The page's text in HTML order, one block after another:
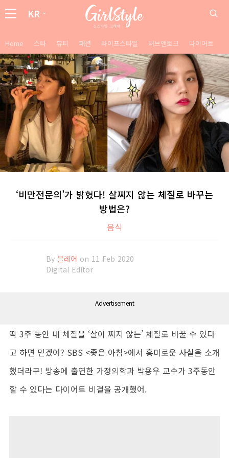
KR
Home 스타 뷰티 패션 라이프스타일 러브앤토크 다이어트
‘비만전문의’가 밝혔다! 살찌지 않는 체질로 바꾸는
방법은?
음식
By 블레어 on 11 Feb 2020
Digital Editor
Advertisement
딱 3주 동안 내 체질을 ‘살이 찌지 않는’ 체질로 바꿀 수 있다
고 하면 믿겠어? SBS <좋은 아침>에서 흥미로운 사실을 소개
했더라구! 방송에 출연한 가정의학과 박용우 교수가 3주동안
할 수 있다는 다이어트 비결을 공개했어.